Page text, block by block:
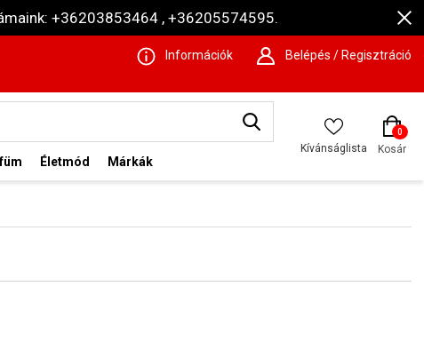
+36203853464 , +36205574595.
Információk Belépés / Regisztráció
Életmód Márkák
Kívánságlista
0
Kosár